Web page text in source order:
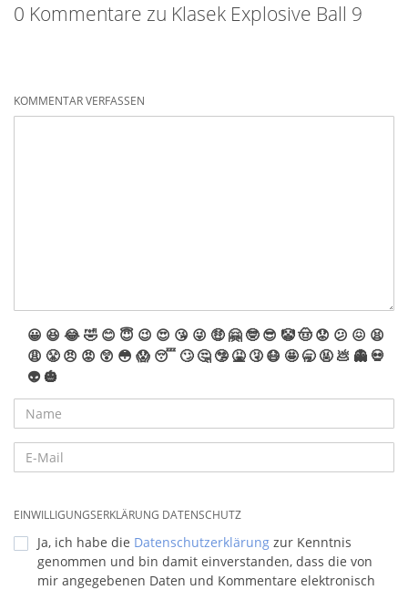
0 Kommentare zu Klasek Explosive Ball 9
KOMMENTAR VERFASSEN
😀 😆 😂🤣 😊 😇 😉 😍 😘 😜 🤑 🤗 🤓 😎 🤡🤠 😟 😕 😖 😫
😩 😤 😠 😡 😲 😳 😱 😴 🙄 🤔 🤥 🤮 🤧 😷 🤩 🥱 🤬 💩 👻 💀
👽 🎃
EINWILLIGUNGSERKLÄRUNG DATENSCHUTZ
Ja, ich habe die Datenschutzerklärung zur Kenntnis
genommen und bin damit einverstanden, dass die von
mir angegebenen Daten und Kommentare elektronisch